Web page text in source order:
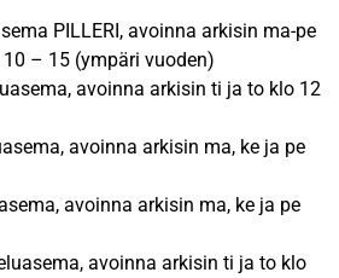
PILLERI, avoinna arkisin ma-pe
– 15 (ympäri vuoden)
avoinna arkisin ti ja to klo 12
avoinna arkisin ma, ke ja pe
avoinna arkisin ma, ke ja pe
avoinna arkisin ti ja to klo